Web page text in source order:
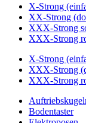
X-Strong
XX-Strong
XXX-Strong
XXX-Strong
X-Strong
XXX-Strong
XXX-Strong
Bodentaster